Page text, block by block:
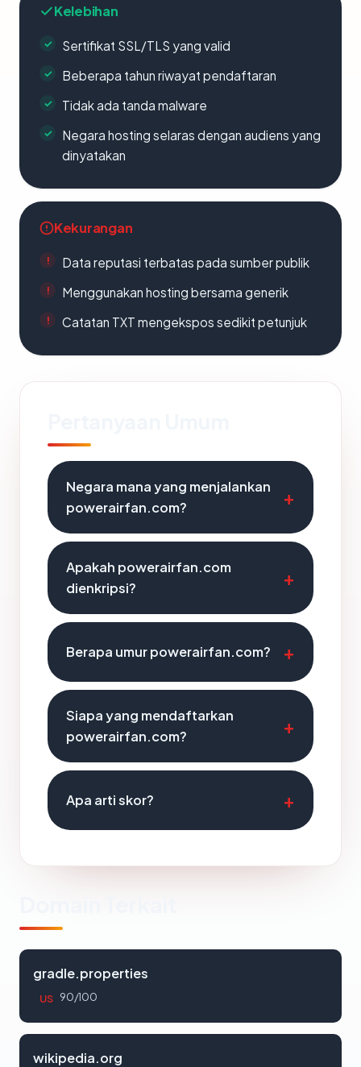
Kelebihan
Sertifikat SSL/TLS yang valid
Beberapa tahun riwayat pendaftaran
Tidak ada tanda malware
Negara hosting selaras dengan audiens yang
dinyatakan
Kekurangan
Data reputasi terbatas pada sumber publik
Menggunakan hosting bersama generik
Catatan TXT mengekspos sedikit petunjuk
Negara mana yang menjalankan
powerairfan.com?
Apakah powerairfan.com
dienkripsi?
Berapa umur powerairfan.com?
Siapa yang mendaftarkan
powerairfan.com?
Apa arti skor?
gradle.properties
US 90/100
wikipedia.org